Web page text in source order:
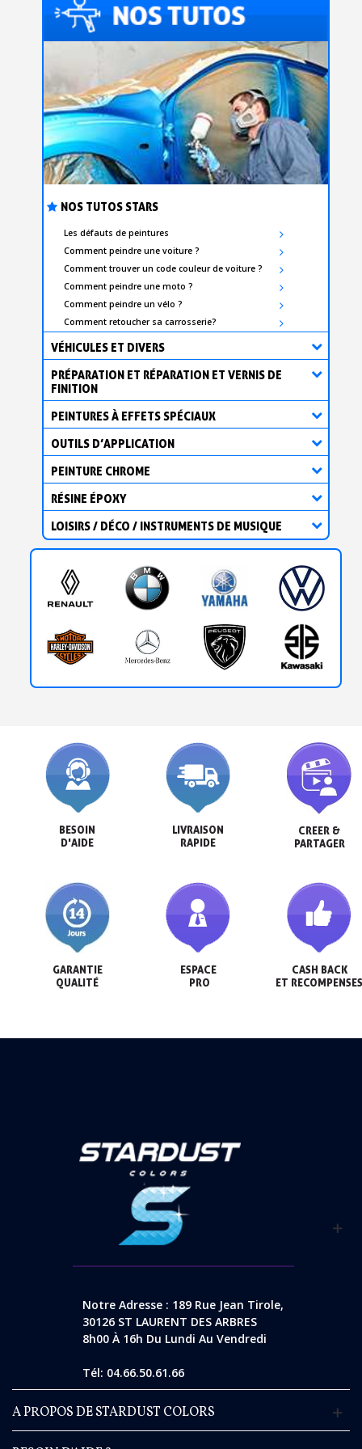
Livraison sous 24 h en France Métropolitaine
Livraison offerte en France métropolitaine pour 250€ d'achats
Paiement en 4x sans frais dès 30€ d'achats
Partagez vos créations et obtenez des bons d'achat
Gagnez des points de fidélité à chaque commande
Livraison sous 24 h en France Métropolitaine
Retour produits sous 14 jours
Réduction de 5€ sur la première commande
10€ de bon d'achat pour chaque parrainage
Inscription à la newsletter : 5€ de réduction
Livraison sous 24 h en France Métropolitaine
Livraison offerte en France métropolitaine pour 250€ d'achats
Paiement en 4x sans frais dès 30€ d'achats
Votre devis en ligne en moins d'1 minute
Partagez vos créations et obtenez des bons d'achat
Livraison sous 24 h en France Métropolitaine
Retour produits sous 14 jours
Réduction de 5€ sur la première commande
10€ de bon d'achat pour chaque parrainage
NOS TUTOS STARS
Les défauts de peintures
Comment peindre une voiture ?
Comment trouver un code couleur de voiture ?
Comment peindre une moto ?
Comment peindre un vélo ?
Comment retoucher sa carrosserie?
VÉHICULES ET DIVERS
PRÉPARATION ET RÉPARATION ET VERNIS DE
FINITION
PEINTURES À EFFETS SPÉCIAUX
OUTILS D’APPLICATION
PEINTURE CHROME
RÉSINE ÉPOXY
LOISIRS / DÉCO / INSTRUMENTS DE MUSIQUE
BESOIN
D'AIDE
LIVRAISON
RAPIDE
CREER &
PARTAGER
GARANTIE
QUALITÉ
ESPACE
PRO
CASH BACK
ET
Notre Adresse : 189 Rue Jean Tirole,
30126 ST LAURENT DES ARBRES
8h00 À 16h Du Lundi Au Vendredi
Tél: 04.66.50.61.66
A PROPOS DE STARDUST COLORS